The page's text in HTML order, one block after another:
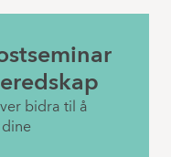
bidra til å
dine